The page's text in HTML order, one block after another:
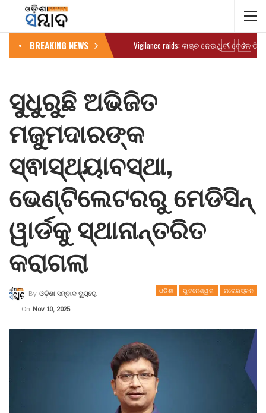
BREAKING NEWS
ସୁଧୁରୁଛି ଅଭିଜିତ
ମଜୁମଦାରଙ୍କ
ସ୍ଵାସ୍ଥ୍ୟାବସ୍ଥା,
ଭେଣ୍ଟିଲେଟରରୁ ମେଡିସିନ୍
ୱାର୍ଡକୁ ସ୍ଥାନାନ୍ତରିତ
କରାଗଲା
ଓଡିଶା ଭୁବନେଶ୍ୱର ମନୋରଞ୍ଜନ
By ଓଡ଼ିଶା ସମ୍ବାଦ ବ୍ୟୁରୋ
On Nov 10, 2025